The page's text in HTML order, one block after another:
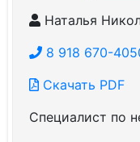
Наталья
8 918 670-
Скачать PDF
Специалист по